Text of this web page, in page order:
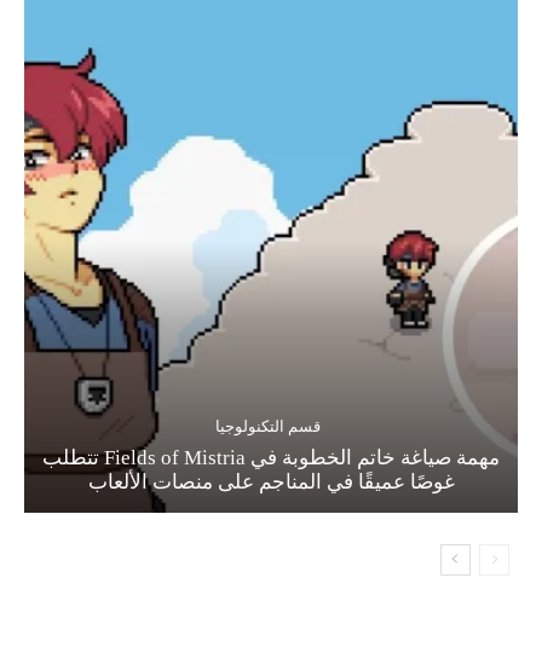
قسم التكنولوجيا
مهمة صياغة خاتم الخطوبة في Fields of Mistria تتطلب
غوصًا عميقًا في المناجم على منصات الألعاب